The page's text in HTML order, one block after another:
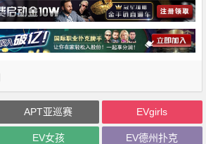
APT亚巡赛 EVgirls
EV女孩 EV德州扑克